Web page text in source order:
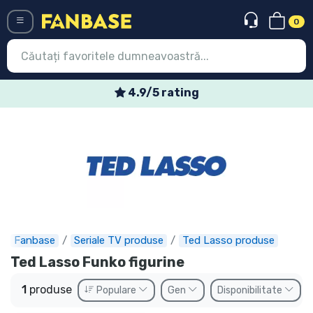
0
4.9/5 rating
Fanbase Seriale TV produse Ted Lasso produse
Ted Lasso Funko figurine
1 produse Populare Gen Disponibilitate
Precomenzi
Outlet produse